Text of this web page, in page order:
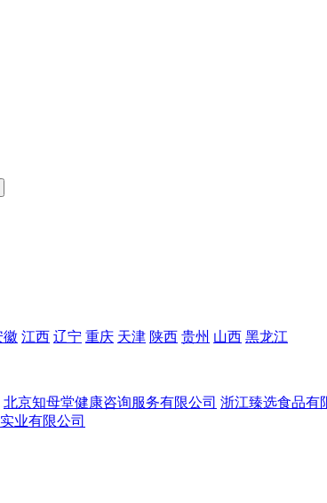
徽 江西 辽宁 重庆 天津 陕西 贵州 山西 黑龙江
北京知母堂健康咨询服务有限公司 浙江臻选食品有
业有限公司